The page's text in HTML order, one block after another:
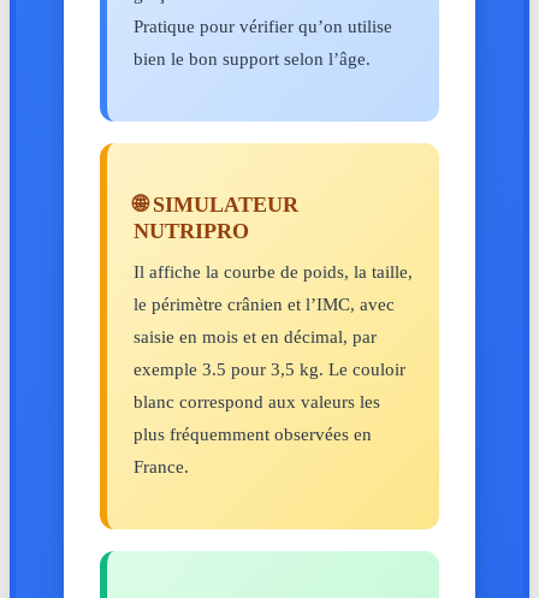
Pratique pour vérifier qu’on utilise
bien le bon support selon l’âge.
🌐 SIMULATEUR
NUTRIPRO
Il affiche la courbe de poids, la taille,
le périmètre crânien et l’IMC, avec
saisie en mois et en décimal, par
exemple 3.5 pour 3,5 kg. Le couloir
blanc correspond aux valeurs les
plus fréquemment observées en
France.